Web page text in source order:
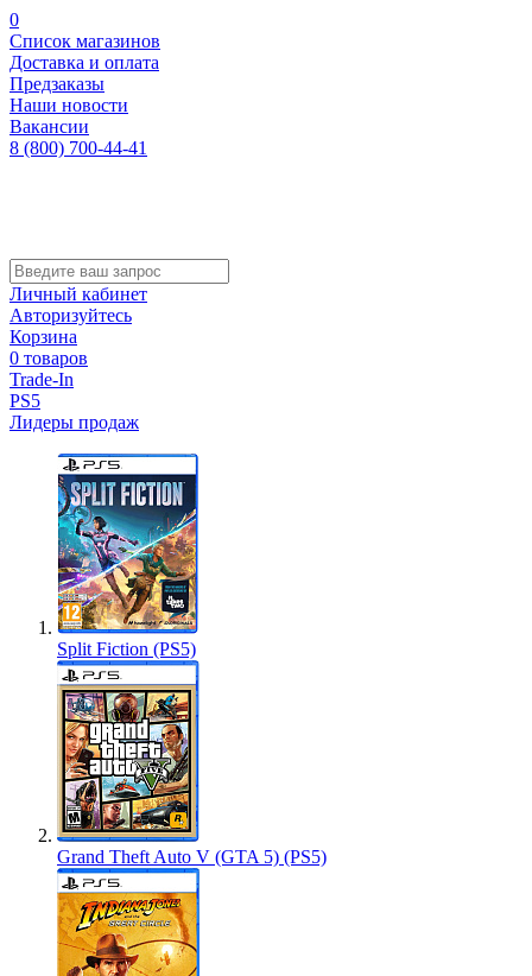
0
Список магазинов
Доставка и оплата
Предзаказы
Наши новости
Вакансии
8 (800) 700-44-41
Личный кабинет
Авторизуйтесь
Корзина
0 товаров
Trade-In
PS5
Лидеры продаж
Split Fiction (PS5)
Grand Theft Auto V (GTA 5) (PS5)